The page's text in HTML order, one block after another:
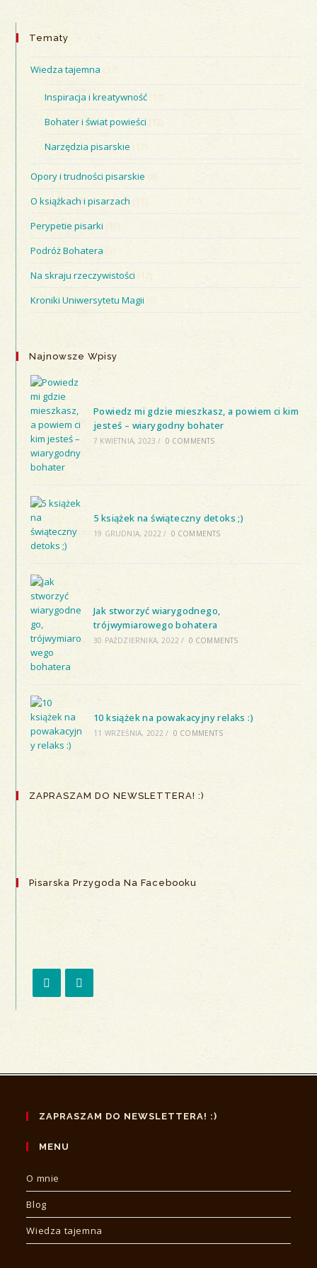
Tematy
Wiedza tajemna
Inspiracja i kreatywność
Bohater i świat powieści
Narzędzia pisarskie
(17)
Opory i trudności pisarskie (8)
O książkach i pisarzach
Perypetie pisarki
Podróż Bohatera
Na skraju rzeczywistości
(12)
Kroniki Uniwersytetu Magii (6)
Najnowsze Wpisy
Powiedz mi gdzie mieszkasz, a powiem ci kim
jesteś – wiarygodny bohater
7 KWIETNIA, 2023 / 0 COMMENTS
5 książek na świąteczny detoks ;)
19 GRUDNIA, 2022 / 0 COMMENTS
Jak stworzyć wiarygodnego,
trójwymiarowego bohatera
30 PAŹDZIERNIKA, 2022 / 0 COMMENTS
10 książek na powakacyjny relaks :)
11 WRZEŚNIA, 2022 / 0 COMMENTS
ZAPRASZAM DO NEWSLETTERA! :)
Pisarska Przygoda Na Facebooku
ZAPRASZAM DO NEWSLETTERA! :)
MENU
O mnie
Blog
Wiedza tajemna